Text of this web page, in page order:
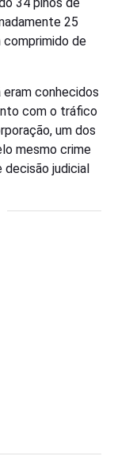
25
comprimido de
eram conhecidos
com o tráfico
um dos
mesmo crime
judicial